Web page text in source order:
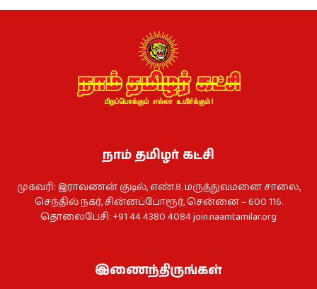
நாம் தமிழர் கட்சி
முகவரி: இராவணன் குடில், எண்.8. மருத்துவமனை சாலை,
செந்தில் நகர், சின்னப்போரூர், சென்னை – 600 116.
தொலைபேசி: +91 44 4380 4084join.naamtamilar.org
இணைந்திருங்கள்